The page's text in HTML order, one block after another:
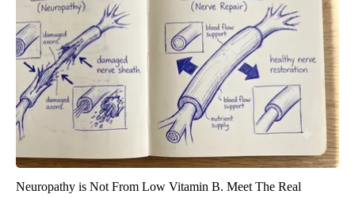
Neuropathy is Not From Low Vitamin B. Meet The Real